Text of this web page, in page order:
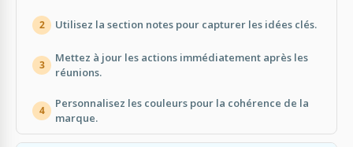
2 Utilisez la section notes pour capturer les idées clés.
3
Mettez à jour les actions immédiatement après les
réunions.
4
Personnalisez les couleurs pour la cohérence de la
marque.